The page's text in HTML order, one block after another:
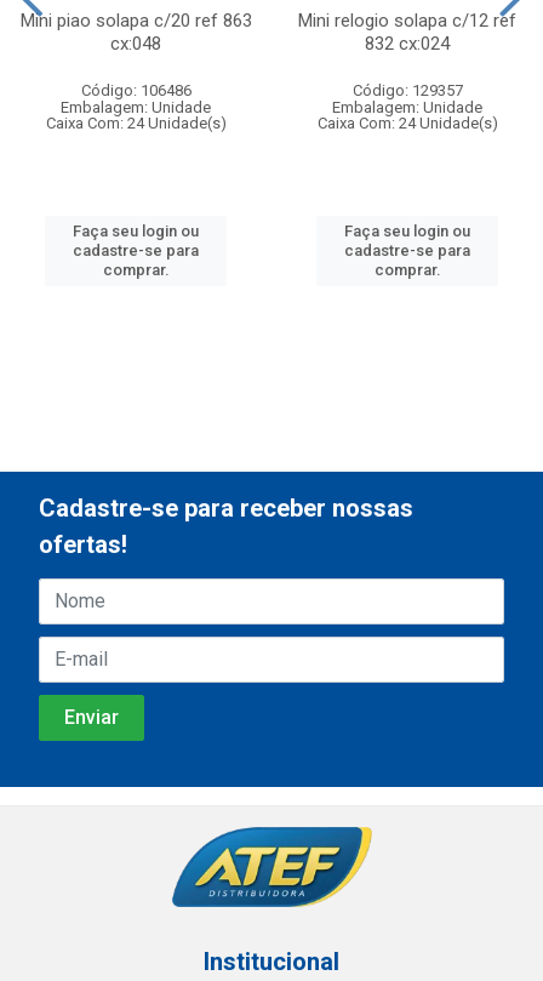
Mini piao solapa c/20 ref 863
cx:048
Código: 106486
Embalagem: Unidade
Caixa Com: 24 Unidade(s)
Faça seu login ou
cadastre-se para
comprar.
Mini relogio solapa c/12 ref
832 cx:024
Código: 129357
Embalagem: Unidade
Caixa Com: 24 Unidade(s)
Faça seu login ou
cadastre-se para
comprar.
Cadastre-se para receber nossas
ofertas!
Institucional